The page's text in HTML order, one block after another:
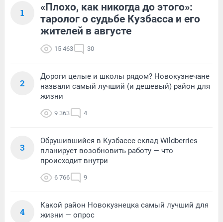
1
«Плохо, как никогда до этого»:
таролог о судьбе Кузбасса и его
жителей в августе
15 463 30
2
Дороги целые и школы рядом? Новокузнечане
назвали самый лучший (и дешевый) район для
жизни
9 363 4
3
Обрушившийся в Кузбассе склад Wildberries
планирует возобновить работу — что
происходит внутри
6 766 9
4
Какой район Новокузнецка самый лучший для
жизни — опрос